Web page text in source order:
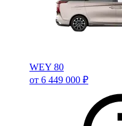
WEY 80
от 6 449 000 ₽